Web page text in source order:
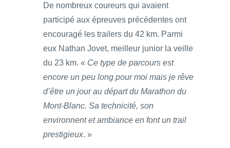
De nombreux coureurs qui avaient
participé aux épreuves précédentes ont
encouragé les trailers du 42 km. Parmi
eux Nathan Jovet, meilleur junior la veille
du 23 km. « Ce type de parcours est
encore un peu long pour moi mais je rêve
d’être un jour au départ du Marathon du
Mont-Blanc. Sa technicité, son
environnent et ambiance en font un trail
prestigieux. »